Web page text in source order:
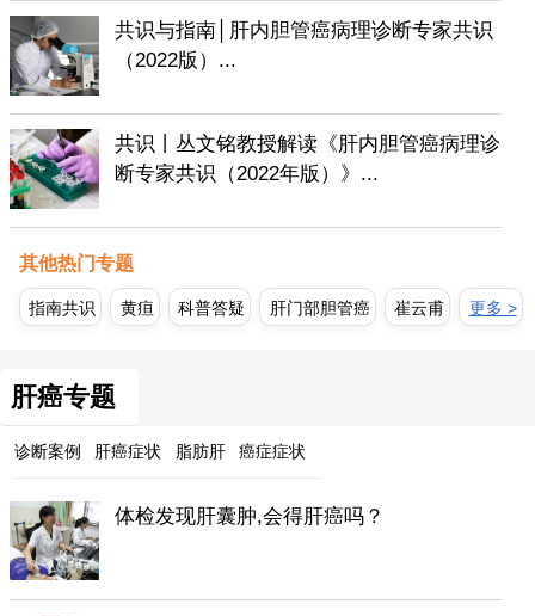
共识与指南│肝内胆管癌病理诊断专家共识
（2022版）...
共识丨丛文铭教授解读《肝内胆管癌病理诊
断专家共识（2022年版）》...
其他热门专题
指南共识 黄疸 科普答疑 肝门部胆管癌 崔云甫 更多 >
肝癌专题
诊断案例 肝癌症状 脂肪肝 癌症症状
体检发现肝囊肿,会得肝癌吗？